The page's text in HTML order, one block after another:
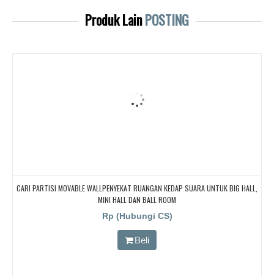
Produk LainPOSTING
CARI PARTISI MOVABLE WALLPENYEKAT RUANGAN KEDAP SUARA UNTUK BIG HALL,
MINI HALL DAN BALL ROOM
Rp (Hubungi CS)
Beli